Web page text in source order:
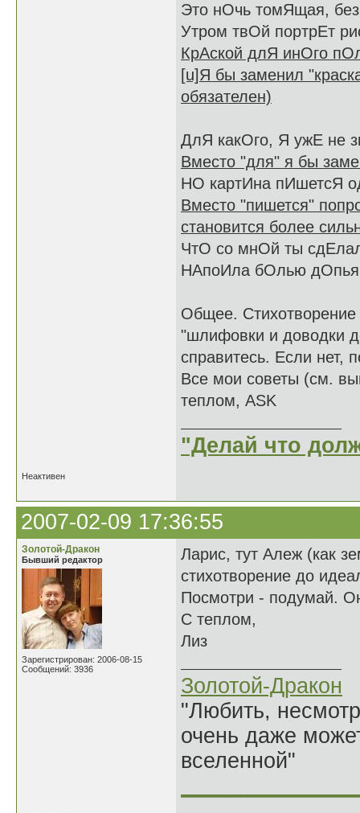
Это нОчь томЯщая,
Утром твОй портрЕт
КрАской длЯ инОго
[u]Я бы заменил
обязателен)
ДлЯ какОго, Я ужЕ не
Вместо "для" я бы
НО картИна пИшетсЯ
Вместо "пишется"
становится более
ЧтО со мнОй ты
НАпоИла бОлью
Общее. Стихотворение
"шлифовки и доводки
справитесь. Если нет,
Все мои советы (см.
теплом, ASK
"Делай что
Неактивен
2007-02-09 17:36:55
Золотой-Дракон
Бывший редактор
Зарегистрирован: 2006-08-15
Сообщений: 3936
Ларис, тут Алеж (как
стихотворение до
Посмотри - подумай.
С теплом,
Лиз
Золотой-Дракон
"Любить,
очень даже
вселенной"